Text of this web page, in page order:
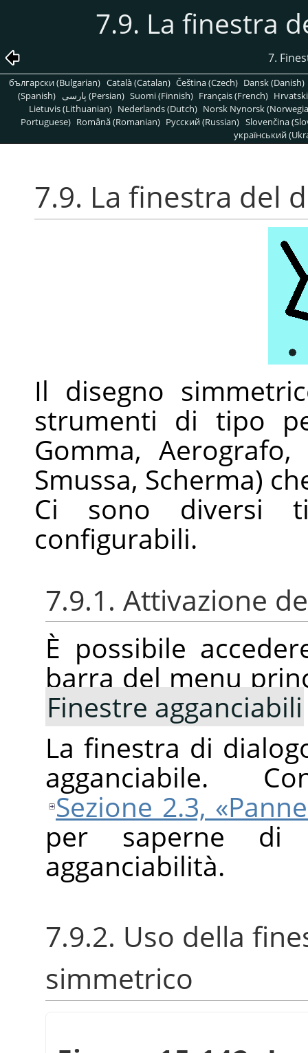
7.9. La finestra
7.
български (Bulgarian) Català (Catalan) Čeština (Czech) Dansk (Danish)
(Spanish)
پارسی (Persian) Suomi (Finnish) Français (French)
Lietuvis (Lithuanian) Nederlands (Dutch) Norsk Nynorsk
Portuguese) Română (Romanian) Pусский (Russian) Slovenčina
український
7.9. La finestra del
Il disegno
strumenti di tipo
Gomma,
Smussa, Scherma)
Ci sono diversi
configurabili.
7.9.1. Attivazione
È possibile
barra del menu
Finestre agganciabili
La finestra di
agganciabile.
Sezione 2.3,
per saperne
agganciabilità.
7.9.2. Uso della
simmetrico